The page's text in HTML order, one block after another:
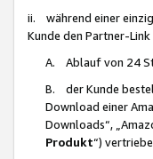
ii. während einer
Kunde den Partner-
A. Ablauf von 24
B. der Kunde
Download einer
Downloads“,
Produkt“)